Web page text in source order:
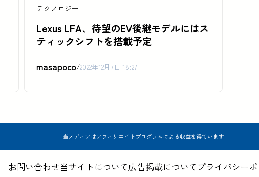
テクノロジー
Lexus LFA、待望のEV後継モデルにはス
ティックシフトを搭載予定
masapoco/2022年12月7日 18:27
当メディアはアフィリエイトプログラムによる収益を得ています
お問い合わせ当サイトについて広告掲載についてプライバシー